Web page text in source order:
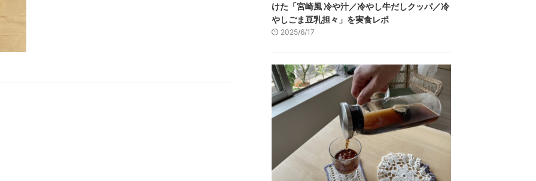
けた「宮崎風 冷や汁／冷やし牛だしクッパ／冷
やしごま豆乳担々」を実食レポ
2025/6/17